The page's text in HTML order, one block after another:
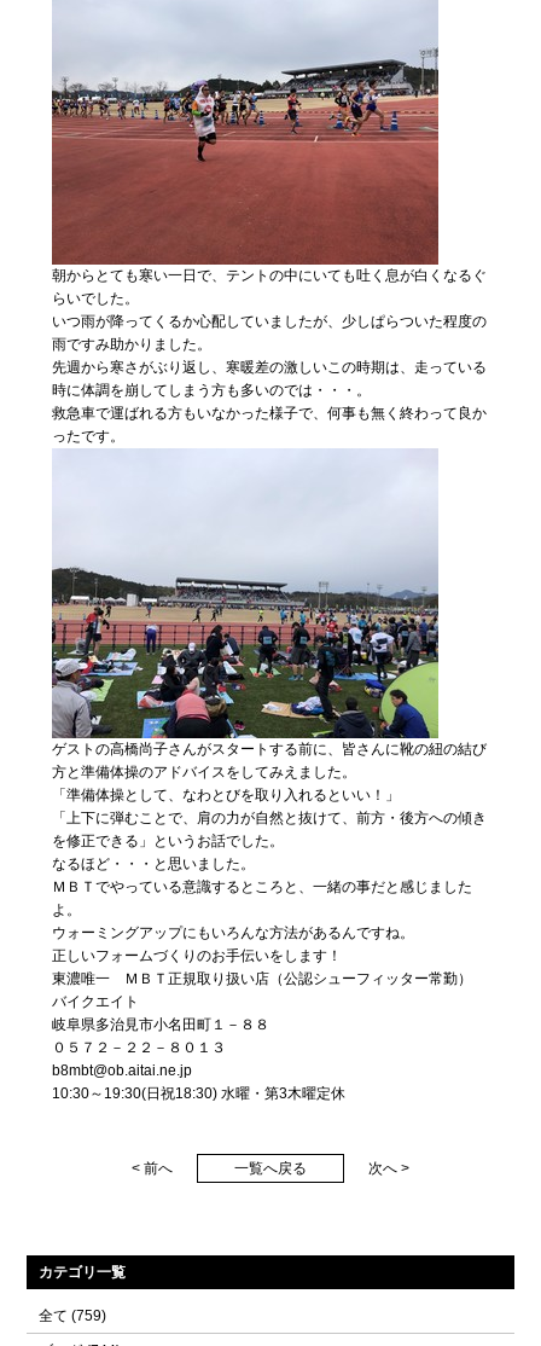
朝からとても寒い一日で、テントの中にいても吐く息が白くなるぐ
らいでした。
いつ雨が降ってくるか心配していましたが、少しぱらついた程度の
雨ですみ助かりました。
先週から寒さがぶり返し、寒暖差の激しいこの時期は、走っている
時に体調を崩してしまう方も多いのでは・・・。
救急車で運ばれる方もいなかった様子で、何事も無く終わって良か
ったです。
ゲストの高橋尚子さんがスタートする前に、皆さんに靴の紐の結び
方と準備体操のアドバイスをしてみえました。
「準備体操として、なわとびを取り入れるといい！」
「上下に弾むことで、肩の力が自然と抜けて、前方・後方への傾き
を修正できる」というお話でした。
なるほど・・・と思いました。
ＭＢＴでやっている意識するところと、一緒の事だと感じました
よ。
ウォーミングアップにもいろんな方法があるんですね。
正しいフォームづくりのお手伝いをします！
東濃唯一 ＭＢＴ正規取り扱い店（公認シューフィッター常勤）
バイクエイト
岐阜県多治見市小名田町１－８８
０５７２－２２－８０１３
b8mbt@ob.aitai.ne.jp
10:30～19:30(日祝18:30) 水曜・第3木曜定休
< 前へ 一覧へ戻る 次へ >
カテゴリ一覧
全て (759)